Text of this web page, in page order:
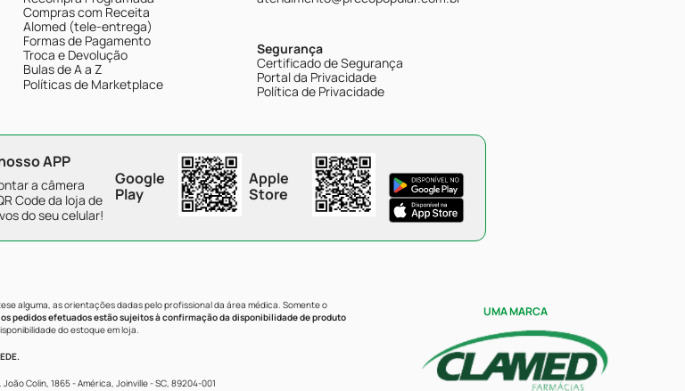
Compras com Receita
Alomed (tele-entrega)
Formas de Pagamento
Troca e Devolução
Bulas de A a Z
Políticas de Marketplace
Segurança
Certificado de Segurança
Portal da Privacidade
Política de Privacidade
APP
a câmera
Code da loja de
do seu celular!
Google
Play
Apple
Store
alguma, as orientações dadas pelo profissional da área médica. Somente o
os pedidos efetuados estão sujeitos à confirmação da disponibilidade de produto
do estoque em loja.
João Colin, 1865 - América, Joinville - SC, 89204-001
UMA MARCA